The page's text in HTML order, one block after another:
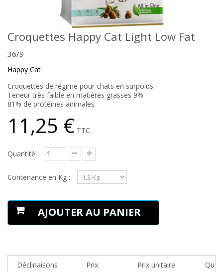
Croquettes Happy Cat Light Low Fat
36/9
Happy Cat
Croquettes de régime pour chats en surpoids
Teneur très faible en matières grasses 9%
81% de protéines animales
11,25 € TTC
Quantité :
Contenance en Kg :
AJOUTER AU PANIER
Déclinaisons Prix Prix unitaire